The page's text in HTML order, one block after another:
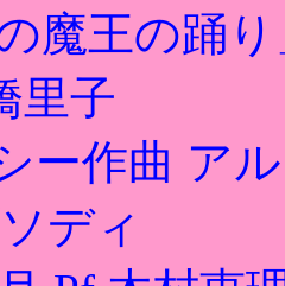
魔王の踊
子
ー作曲 ア
ディ